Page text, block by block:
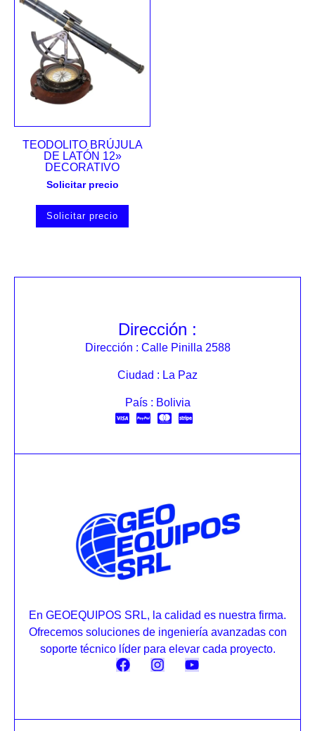
TEODOLITO BRÚJULA
DE LATÓN 12»
DECORATIVO
Solicitar precio
Solicitar precio
Dirección :
Dirección : Calle Pinilla 2588
Ciudad : La Paz
País : Bolivia
En GEOEQUIPOS SRL, la calidad es nuestra firma.
Ofrecemos soluciones de ingeniería avanzadas con
soporte técnico líder para elevar cada proyecto.